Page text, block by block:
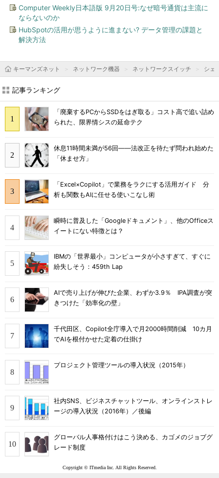
Computer Weekly日本語版 9月20日号:なぜ暗号通貨は主流に
ならないのか
HubSpotの活用が思うように進まない? データ管理の課題と
解決方法
キーマンズネット ネットワーク機器 ネットワークスイッチ シェ
記事ランキング
「廃棄するPCからSSDをはぎ取る」コスト高で追い詰め
られた、限界情シスの延命テク
休息11時間未満が56回――法改正を待たず問われ始めた
「休ませ方」
「Excel×Copilot」で業務をラクにする活用ガイド 分
析も関数もAIに任せる使いこなし術
瞬時に普及した「Googleドキュメント」、他のOfficeス
イートにない特徴とは？
IBMの「世界最小」コンピュータが小さすぎて、すぐに
紛失しそう：459th Lap
AIで売り上げが伸びた企業、わずか3.9％ IPA調査が突
きつけた「効率化の壁」
千代田区、Copilot全庁導入で月2000時間削減 10カ月
でAIを根付かせた定着の仕掛け
プロジェクト管理ツールの導入状況（2015年）
社内SNS、ビジネスチャットツール、オンラインストレ
ージの導入状況（2016年）／後編
グローバル人事格付けはこう決める、カゴメのジョブグ
レード制度
Copyright © ITmedia Inc. All Rights Reserved.